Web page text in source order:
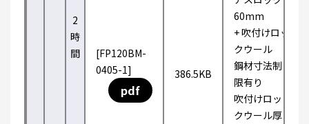
2
時
間
[FP120BM-
0405-1]
pdf
386.5KB
60mm
+ 吹付けロッ
クウール
鋼材寸法制
限有り
吹付けロッ
クウール厚